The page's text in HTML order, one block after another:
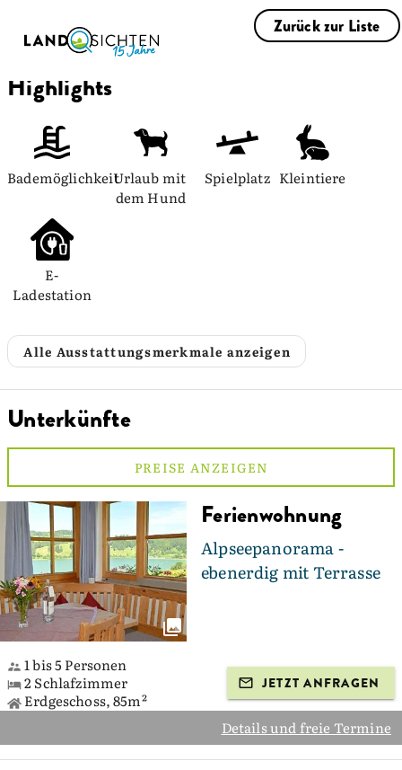
Zurück zur Liste
Highlights
BademöglichkeitUrlaub mit
dem Hund
Spielplatz Kleintiere
E-
Ladestation
Alle Ausstattungsmerkmale anzeigen
Unterkünfte
PREISE ANZEIGEN
Ferienwohnung
Alpseepanorama -
ebenerdig mit Terrasse
1 bis 5 Personen
2 Schlafzimmer
Erdgeschoss, 85m²
JETZT ANFRAGEN
Details und freie Termine